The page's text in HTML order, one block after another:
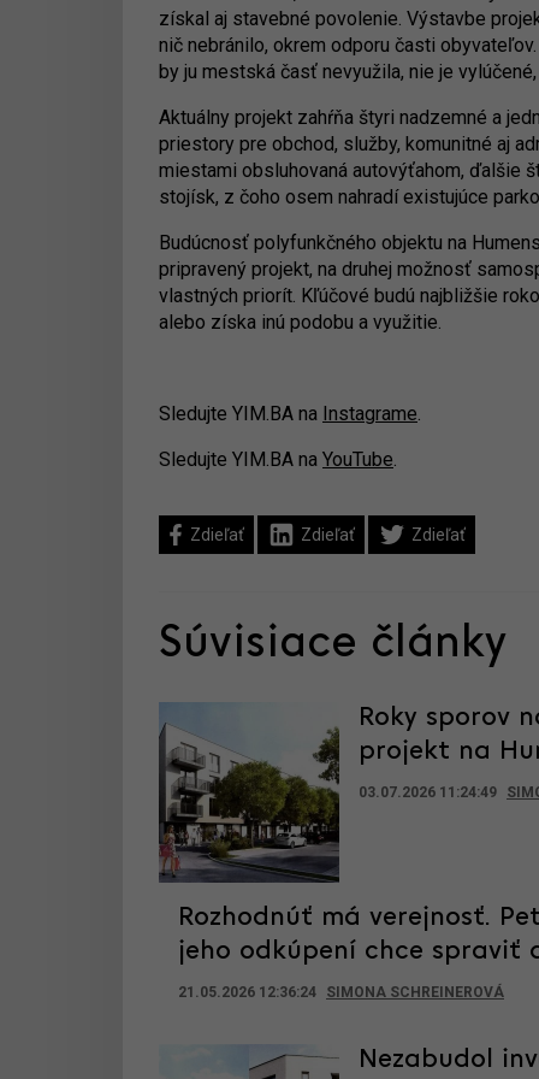
získal aj stavebné povolenie. Výstavbe
nič nebránilo, okrem odporu časti
by ju mestská časť nevyužila, nie je
Aktuálny projekt zahŕňa štyri nadzemné a
priestory pre obchod, služby, komunitné aj
miestami obsluhovaná autovýťahom, ďalšie
stojísk, z čoho osem nahradí existujúce
Budúcnosť polyfunkčného objektu na
pripravený projekt, na druhej možnosť
vlastných priorít. Kľúčové budú najbližšie
alebo získa inú podobu a využitie.
Sledujte YIM.BA na Instagrame.
Sledujte YIM.BA na YouTube.
Zdieľať Zdieľať Zdieľať
Súvisiace články
Roky sporov
projekt na
03.07.2026 11:24:49
Rozhodnúť má verejnosť.
jeho odkúpení chce spraviť
21.05.2026 12:36:24 SIMONA SCHREINEROVÁ
Nezabudol